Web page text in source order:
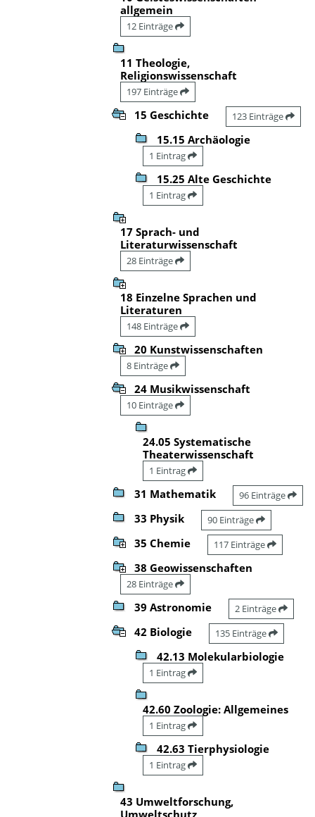
allgemein
12 Einträge
11 Theologie,
Religionswissenschaft
197 Einträge
15 Geschichte 123 Einträge
15.15 Archäologie
1 Eintrag
15.25 Alte Geschichte
1 Eintrag
17 Sprach- und
Literaturwissenschaft
28 Einträge
18 Einzelne Sprachen und
Literaturen
148 Einträge
20 Kunstwissenschaften
8 Einträge
24 Musikwissenschaft
10 Einträge
24.05 Systematische
Theaterwissenschaft
1 Eintrag
31 Mathematik 96 Einträge
33 Physik 90 Einträge
35 Chemie 117 Einträge
38 Geowissenschaften
28 Einträge
39 Astronomie 2 Einträge
42 Biologie 135 Einträge
42.13 Molekularbiologie
1 Eintrag
42.60 Zoologie: Allgemeines
1 Eintrag
42.63 Tierphysiologie
1 Eintrag
43 Umweltforschung,
Umweltschutz